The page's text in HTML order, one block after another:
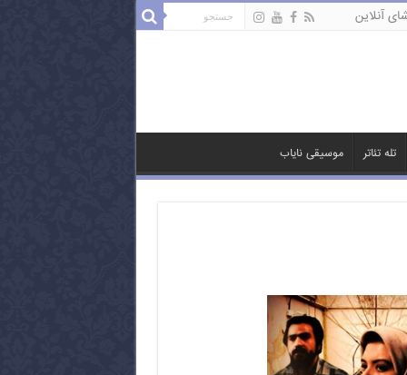
آنلاین
تله تئاتر موسیقی نایاب